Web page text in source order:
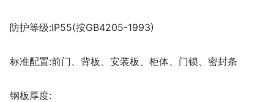
防护等级:IP55(按GB4205-1993)
标准配置:前门、背板、安装板、柜体、门锁、密封条
钢板厚度: